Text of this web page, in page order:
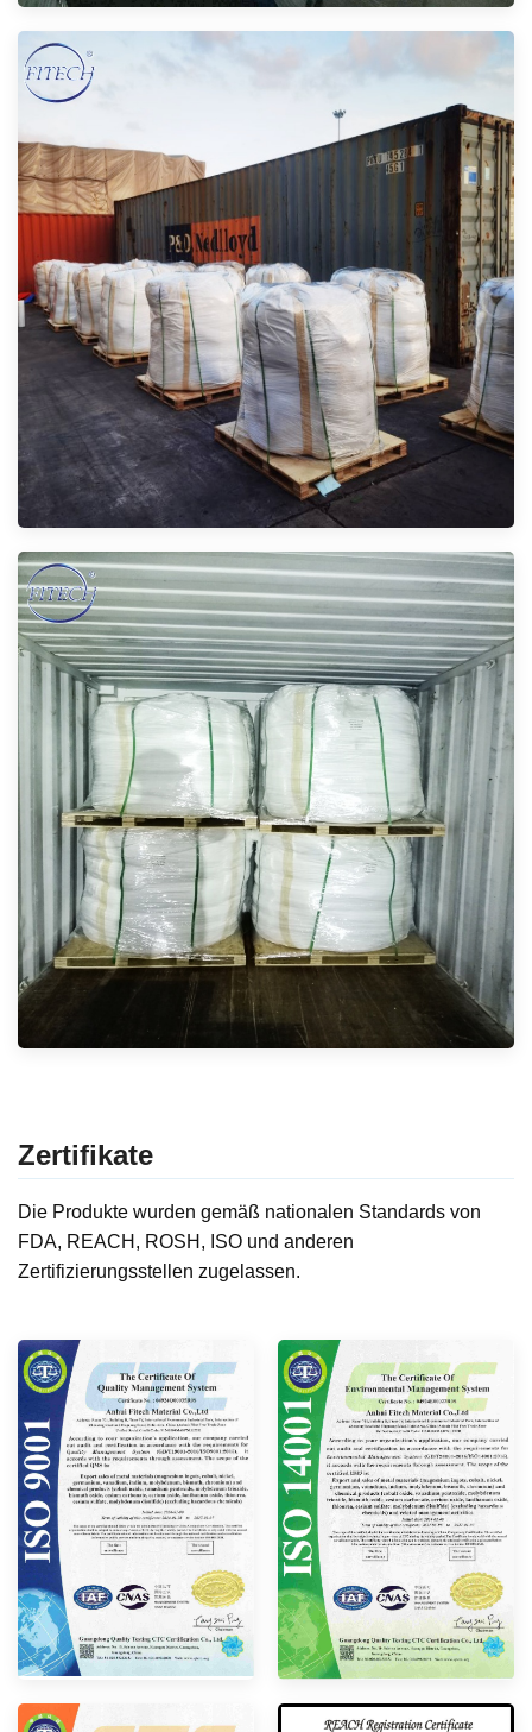
Zertifikate
Die Produkte wurden gemäß nationalen Standards von
FDA, REACH, ROSH, ISO und anderen
Zertifizierungsstellen zugelassen.